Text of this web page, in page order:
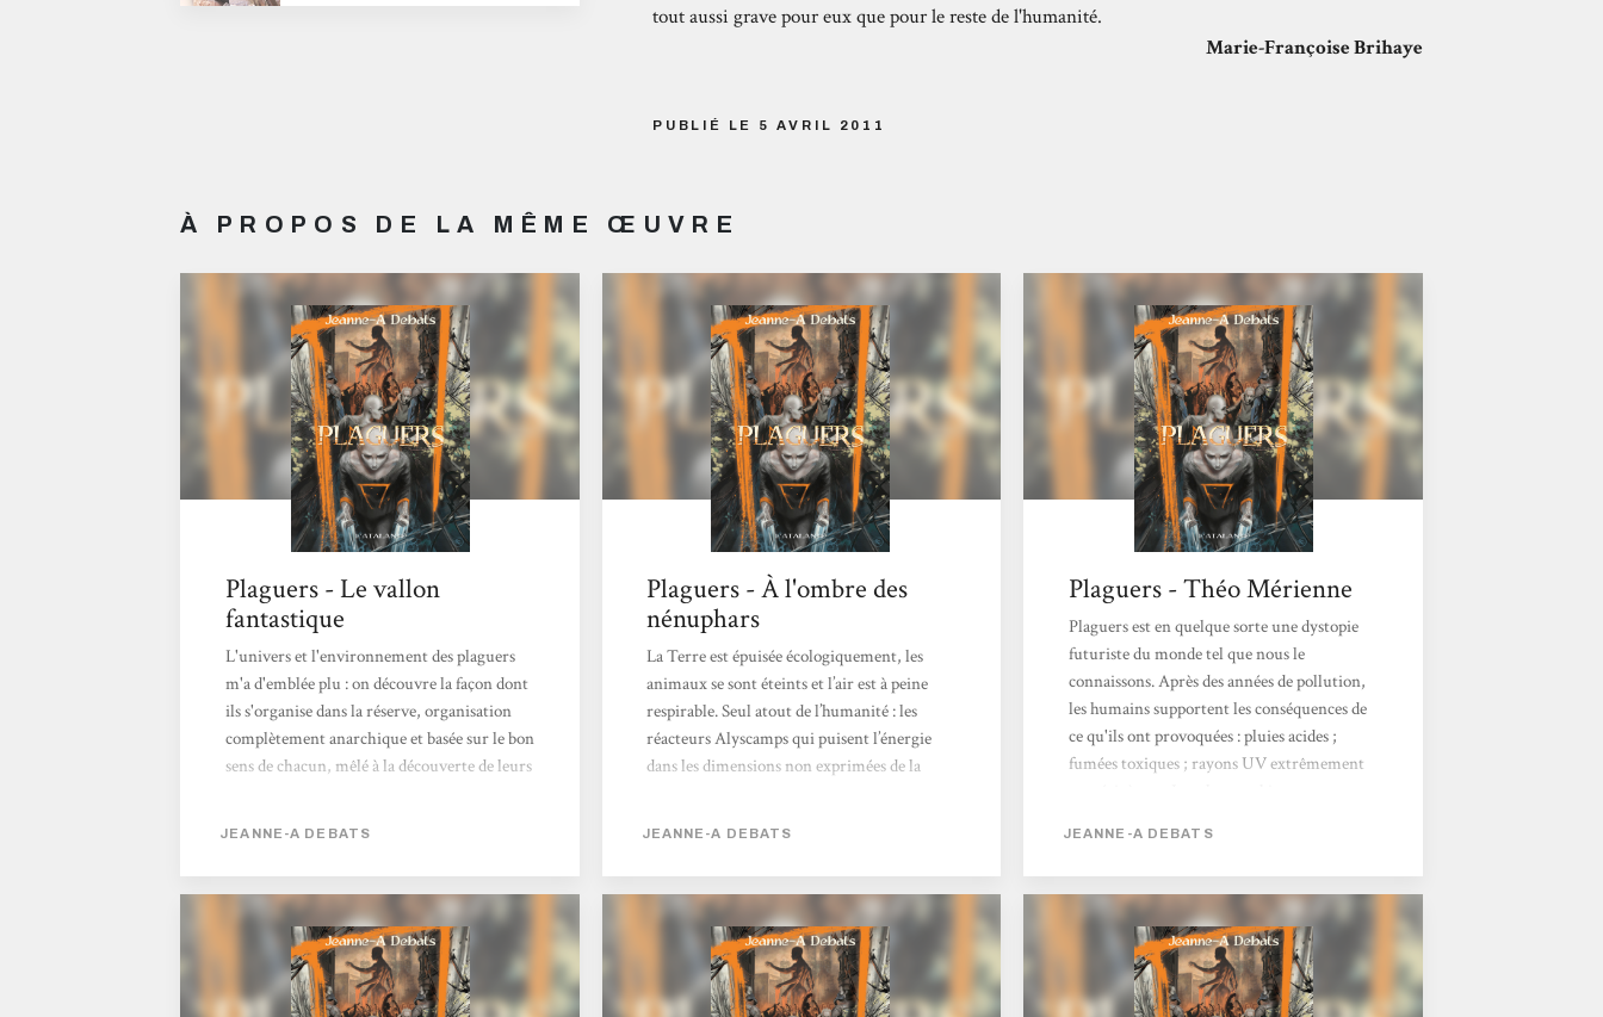
tout aussi grave pour eux que pour le reste de l'humanité.
Marie-Françoise Brihaye
PUBLIÉ LE 5 AVRIL 2011
À PROPOS DE LA MÊME ŒUVRE
Plaguers - Le vallon
fantastique
L'univers et l'environnement des plaguers
m'a d'emblée plu : on découvre la façon dont
ils s'organise dans la réserve, organisation
complètement anarchique et basée sur le bon
sens de chacun, mêlé à la découverte de leurs
contexte initiatique. Les personnages sont
vraiment sympa. Quentin, personnage
principal agréable, cependant pas forcément
le plus intéressant. Illya est un personnage
féminin relativement exécrable, mais...
JEANNE-A DEBATS
Plaguers - À l'ombre des
nénuphars
La Terre est épuisée écologiquement, les
animaux se sont éteints et l’air est à peine
respirable. Seul atout de l’humanité : les
réacteurs Alyscamps qui puisent l’énergie
dans les dimensions non exprimées de la
t-il, toutes sortes de créatures, voire de
commander aux éléments. Le monde les
rejette. Quentin est un Plaguer, sous ses
pieds jaillissent des sources (…) Illya, fait
fleurir les orchidées partout où...
JEANNE-A DEBATS
Plaguers - Théo Mérienne
Plaguers est en quelque sorte une dystopie
futuriste du monde tel que nous le
connaissons. Après des années de pollution,
les humains supportent les conséquences de
ce qu'ils ont provoquées : pluies acides ;
fumées toxiques ; rayons UV extrêmement
politique corrompu et indifférent (l'est-il
plus qu'aujourd'hui après tout ?) encourage
ces débordements de haines qui entraîne une
nouvelle forme de xénophobie. Jeanne-A
Debats traite dans...
JEANNE-A DEBATS